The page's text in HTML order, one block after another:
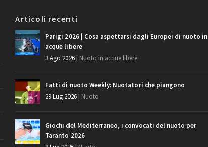
Articoli recenti
Parigi 2026 | Cosa aspettarsi dagli Europei di nuoto in
acque libere
3 Ago 2026| Nuoto in acque libere
Fatti di nuoto Weekly: Nuotatori che piangono
29 Lug 2026| Nuoto
Giochi del Mediterraneo, i convocati del nuoto per
Taranto 2026